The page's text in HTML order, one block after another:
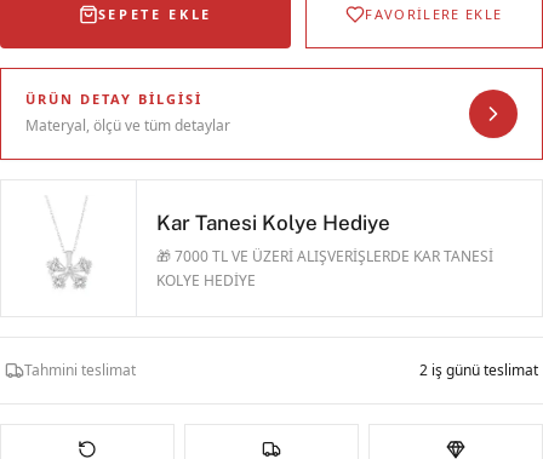
SEPETE EKLE FAVORİLERE EKLE
ÜRÜN DETAY BILGISI
Materyal, ölçü ve tüm detaylar
Kar Tanesi Kolye Hediye
🎁 7000 TL VE ÜZERİ ALIŞVERİŞLERDE KAR TANESİ
KOLYE HEDİYE
Tahmini teslimat 2 iş günü teslimat